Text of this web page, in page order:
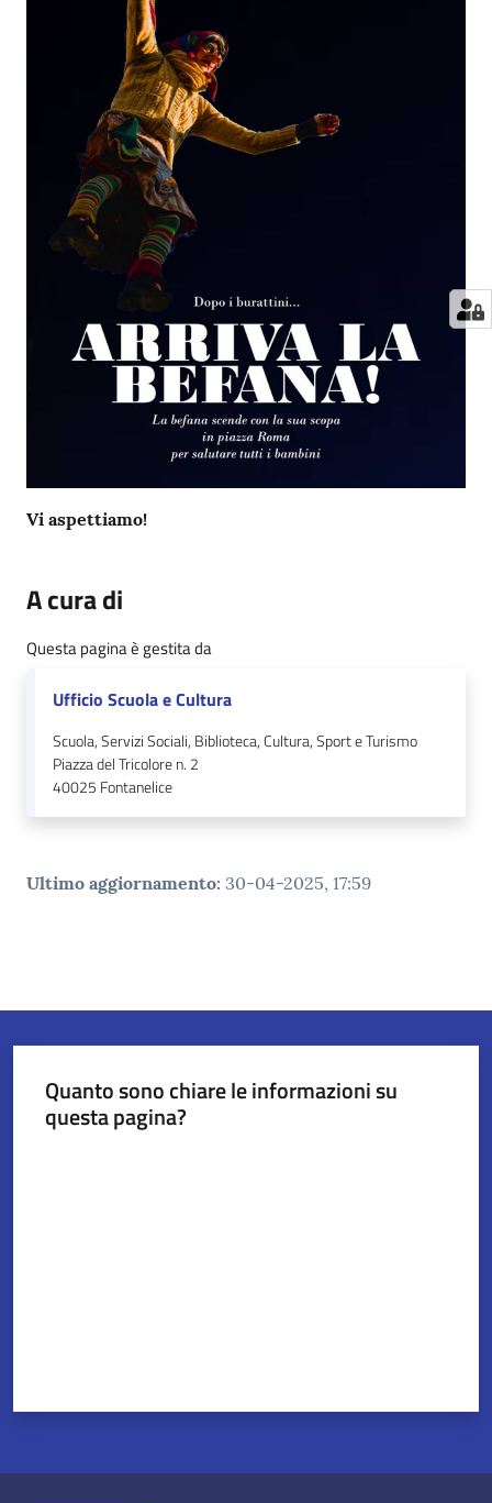
Vi aspettiamo!
A cura di
Questa pagina è gestita da
Ufficio Scuola e Cultura
Scuola, Servizi Sociali, Biblioteca, Cultura, Sport e Turismo
Piazza del Tricolore n. 2
40025 Fontanelice
Ultimo aggiornamento: 30-04-2025, 17:59
Quanto sono chiare le informazioni su
questa pagina?